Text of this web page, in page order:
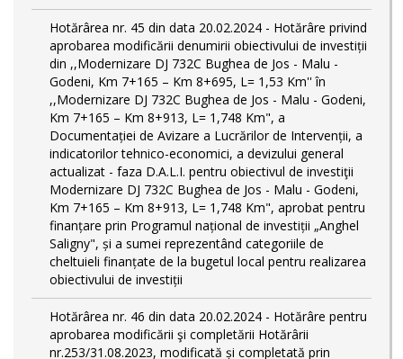
Hotărârea nr. 45 din data 20.02.2024 - Hotărâre privind
aprobarea modificării denumirii obiectivului de investiții
din ,,Modernizare DJ 732C Bughea de Jos - Malu -
Godeni, Km 7+165 – Km 8+695, L= 1,53 Km'' în
,,Modernizare DJ 732C Bughea de Jos - Malu - Godeni,
Km 7+165 – Km 8+913, L= 1,748 Km", a
Documentației de Avizare a Lucrărilor de Intervenții, a
indicatorilor tehnico-economici, a devizului general
actualizat - faza D.A.L.I. pentru obiectivul de investiţii
Modernizare DJ 732C Bughea de Jos - Malu - Godeni,
Km 7+165 – Km 8+913, L= 1,748 Km", aprobat pentru
finanțare prin Programul național de investiții „Anghel
Saligny", și a sumei reprezentând categoriile de
cheltuieli finanțate de la bugetul local pentru realizarea
obiectivului de investiții
Hotărârea nr. 46 din data 20.02.2024 - Hotărâre pentru
aprobarea modificării şi completării Hotărârii
nr.253/31.08.2023, modificată și completată prin